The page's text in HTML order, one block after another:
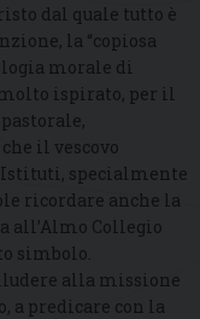
dal quale tutto è
la “copiosa
morale di
molto ispirato, per il
il vescovo
Istituti, specialmente
ricordare anche la
all’Almo Collegio
simbolo.
alla missione
predicare con la